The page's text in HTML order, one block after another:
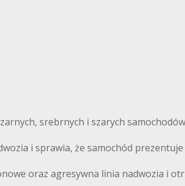
srebrnych i szarych
i sprawia, że samochód
oraz agresywna linia nadwozia i